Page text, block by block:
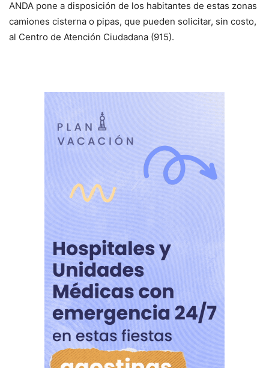
ANDA pone a disposición de los habitantes de estas zonas
camiones cisterna o pipas, que pueden solicitar, sin costo,
al Centro de Atención Ciudadana (915).